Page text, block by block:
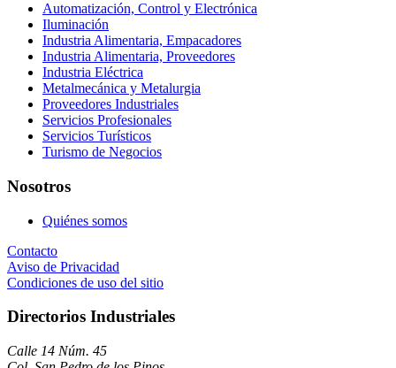
Automatización, Control y Electrónica
Iluminación
Industria Alimentaria, Empacadores
Industria Alimentaria, Proveedores
Industria Eléctrica
Metalmecánica y Metalurgia
Proveedores Industriales
Servicios Profesionales
Servicios Turísticos
Turismo de Negocios
Nosotros
Quiénes somos
Contacto
Aviso de Privacidad
Condiciones de uso del sitio
Directorios Industriales
Calle 14 Núm. 45